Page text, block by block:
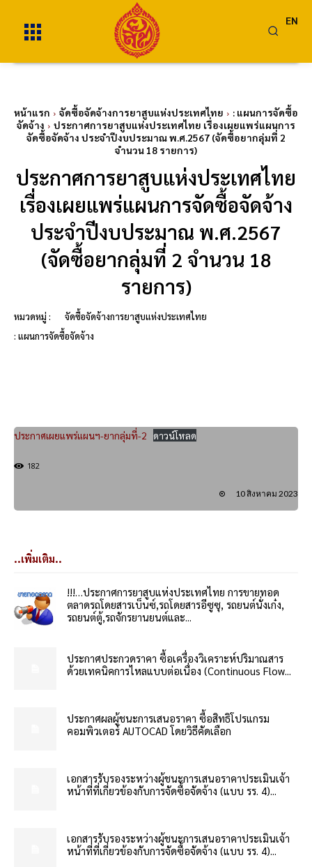
EN
หน้าแรก จัดซื้อจัดจ้างการยาสูบแห่งประเทศไทย
: แผนการจัดซื้อ
จัดจ้าง
ประกาศการยาสูบแห่งประเทศไทย เรื่องเผยแพร่แผนการ
จัดซื้อจัดจ้าง ประจำปีงบประมาณ พ.ศ.2567 (จัดซื้อยากลุ่มที่ 2
จำนวน 18 รายการ)
ประกาศการยาสูบแห่งประเทศไทย
เรื่องเผยแพร่แผนการจัดซื้อจัดจ้าง
ประจำปีงบประมาณ พ.ศ.2567
(จัดซื้อยากลุ่มที่ 2 จำนวน 18
รายการ)
หมวดหมู่ :
จัดซื้อจัดจ้างการยาสูบแห่งประเทศไทย
: แผนการจัดซื้อจัดจ้าง
ประกาศเผยแพร่แผนฯ-ยากลุ่มที่-2 ดาวน์โหลด
182
10 สิงหาคม 2023
..เพิ่มเติม..
!!!…ประกาศการยาสูบแห่งประเทศไทย การขายทอด
ตลาดรถโดยสารเบ็นซ์,รถโดยสารอีซูซุ, รถยนต์นั่งเก๋ง,
รถยนต์ตู้,รถจักรยานยนต์และ...
ประกาศประกวดราคา ซื้อเครื่องวิเคราะห์ปริมาณสาร
ด้วยเทคนิคการไหลแบบต่อเนื่อง (Continuous Flow...
ประกาศผลผู้ชนะการเสนอราคา ซื้อสิทธิโปรแกรม
คอมพิวเตอร์ AUTOCAD โดยวิธีคัดเลือก
เอกสารรับรองระหว่างผู้ชนะการเสนอราคาประเมินเจ้า
หน้าที่ที่เกี่ยวข้องกับการจัดซื้อจัดจ้าง (แบบ รร. 4)...
เอกสารรับรองระหว่างผู้ชนะการเสนอราคาประเมินเจ้า
หน้าที่ที่เกี่ยวข้องกับการจัดซื้อจัดจ้าง (แบบ รร. 4)...